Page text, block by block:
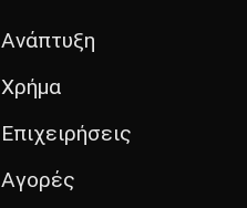
Ανάπτυξη
Χρήμα
Επιχειρήσεις
Αγορές